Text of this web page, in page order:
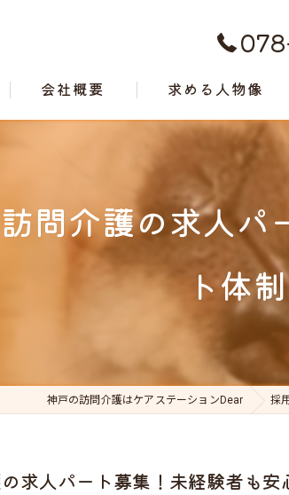
会社概要
事業案内
求める人物像
問介護の求人
ト体制
神戸の訪問介護はケアステーションDear 採
求人パート募集！未経験者も安